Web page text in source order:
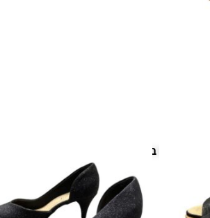
נוספים במיוחד בשבילך